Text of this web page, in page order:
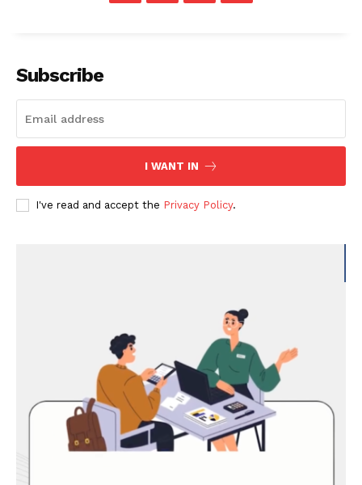
Subscribe
I WANT IN
I've read and accept the Privacy Policy.